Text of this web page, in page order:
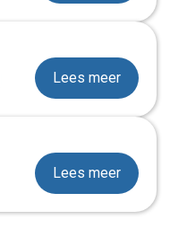
Lees meer
Lees meer